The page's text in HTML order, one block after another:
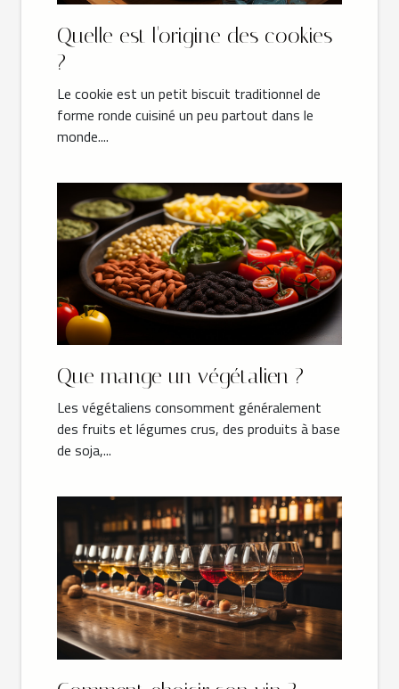
Quelle est l'origine des cookies
?
Le cookie est un petit biscuit traditionnel de
forme ronde cuisiné un peu partout dans le
monde....
Que mange un végétalien ?
Les végétaliens consomment généralement
des fruits et légumes crus, des produits à base
de soja,...